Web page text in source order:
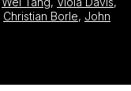
Christian Borle, John